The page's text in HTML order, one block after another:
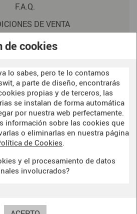
de cookies
lo sabes, pero te lo contamos
a parte de diseño, encontrarás
propias y de terceros, las
se instalan de forma automática
por nuestra web perfectamente.
información sobre las cookies que
o eliminarlas en nuestra página
de Cookies.
y el procesamiento de datos
involucrados?
F.A.Q.
DE VENTA
DE PRIVACIDAD
AVISO LEGAL
DE COOKIES
TO OUR
DARK SIDE
STUDIO
DARK SIDE